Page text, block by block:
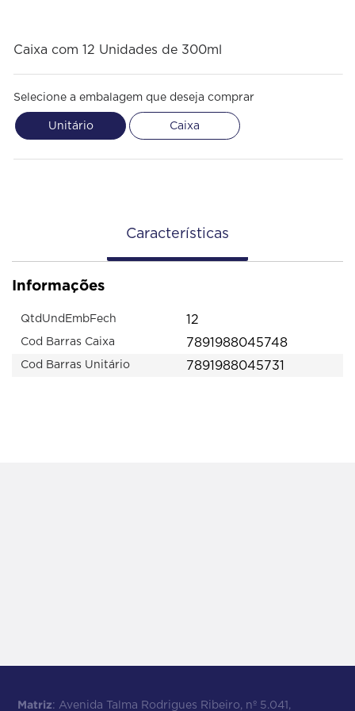
Caixa com 12 Unidades de 300ml
Selecione a embalagem que deseja comprar
Unitário Caixa
Características
Informações
QtdUndEmbFech 12
Cod Barras Caixa 7891988045748
Cod Barras Unitário 7891988045731
Matriz: Avenida Talma Rodrigues Ribeiro, nº 5.041,